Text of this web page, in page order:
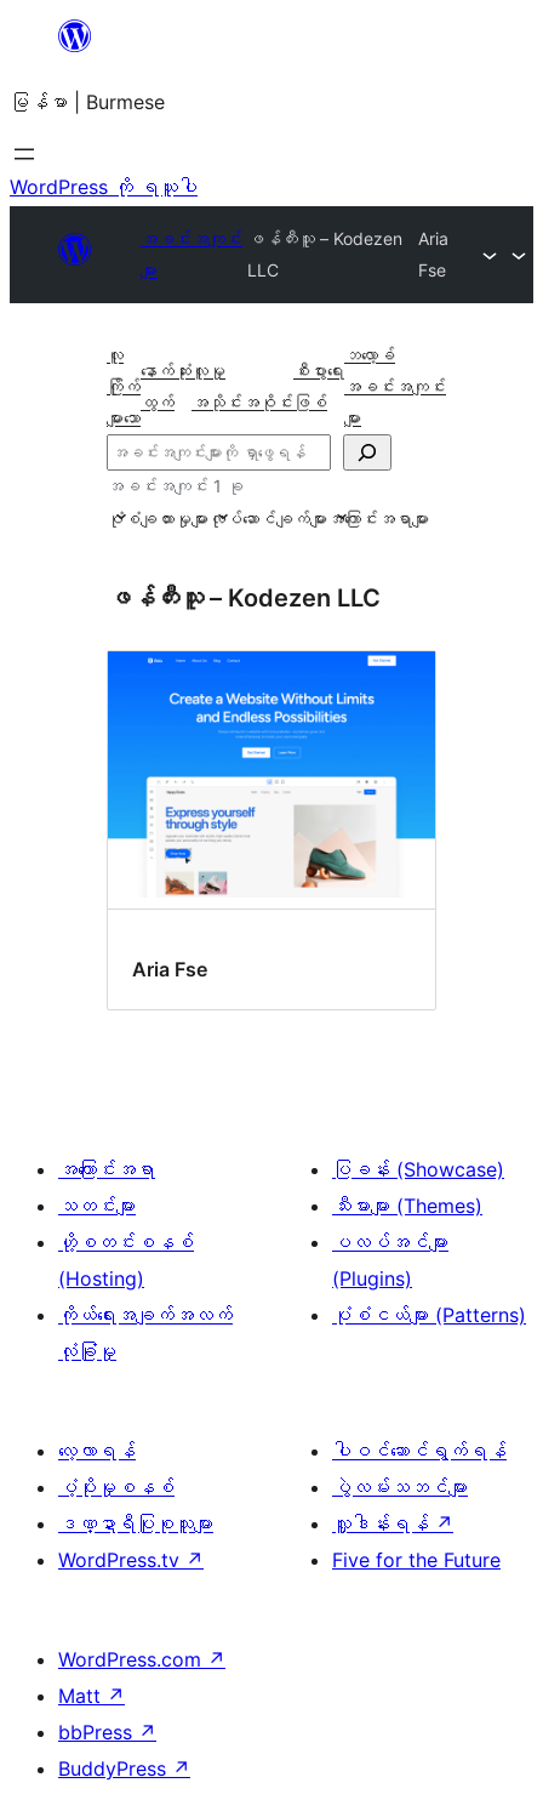
အကြောင်းအရာ
ကျော်သွား
ရန်
မြန်မာ | Burmese
WordPress ကို ရယူပါ
အခင်းအကျင်း
များ
ဖန်တီးသူ – Kodezen
LLC
Aria
Fse
လူ
ကြိုက်
များသော
နောက်ဆုံး
ထွက်
လူမှု
အသိုင်းအဝိုင်း
စီးပွားရေး
ဖြစ်
ဘလော့ခ်
အခင်းအကျင်း
များ
ရှာ
ပါ
အခင်းအကျင်း 1 ခု
ပုံစံချထားမှုများ လုပ်ဆောင်ချက်များ အကြောင်းအရာများ
ဖန်တီးသူ – Kodezen LLC
Aria Fse
အကြောင်းအရာ
သတင်းများ
ဟို့စတင်းစနစ်
(Hosting)
ကိုယ်ရေးအချက်အလက်
လုံခြုံမှု
ပြခန်း (Showcase)
သီးမားများ (Themes)
ပလပ်အင်များ
(Plugins)
ပုံစံငယ်များ (Patterns)
လေ့လာရန်
ပံ့ပိုးမှုစနစ်
ဒဏ္ဍာရီပြုစုသူများ
WordPress.tv ↗
ပါဝင်ဆောင်ရွက်ရန်
ပွဲလမ်းသဘင်များ
လှူဒါန်းရန် ↗
Five for the Future
WordPress.com ↗
Matt ↗
bbPress ↗
BuddyPress ↗